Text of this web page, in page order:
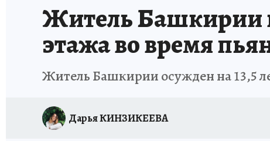
Житель Башкирии
этажа во время
Житель Башкирии осужден на 13,5
Дарья КИНЗИКЕЕВА